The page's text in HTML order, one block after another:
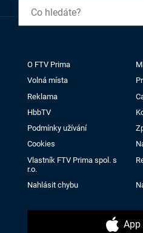
O FTV Prima
Volná místa
Reklama
HbbTV
Podmínky užívání
Cookies
Vlastník FTV Prima spol. s
r.o.
Nahlásit chybu
App